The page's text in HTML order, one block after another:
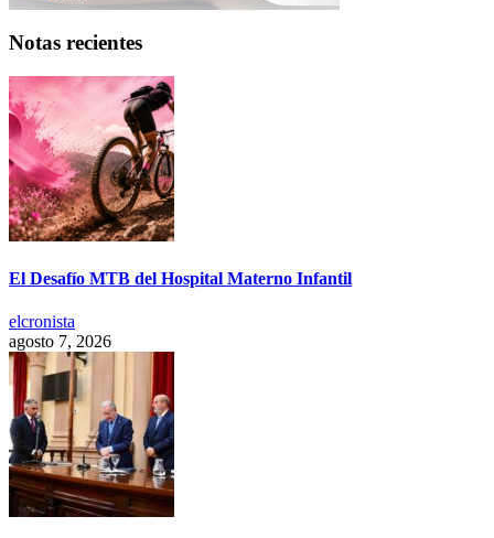
Notas recientes
El Desafío MTB del Hospital Materno Infantil
elcronista
agosto 7, 2026